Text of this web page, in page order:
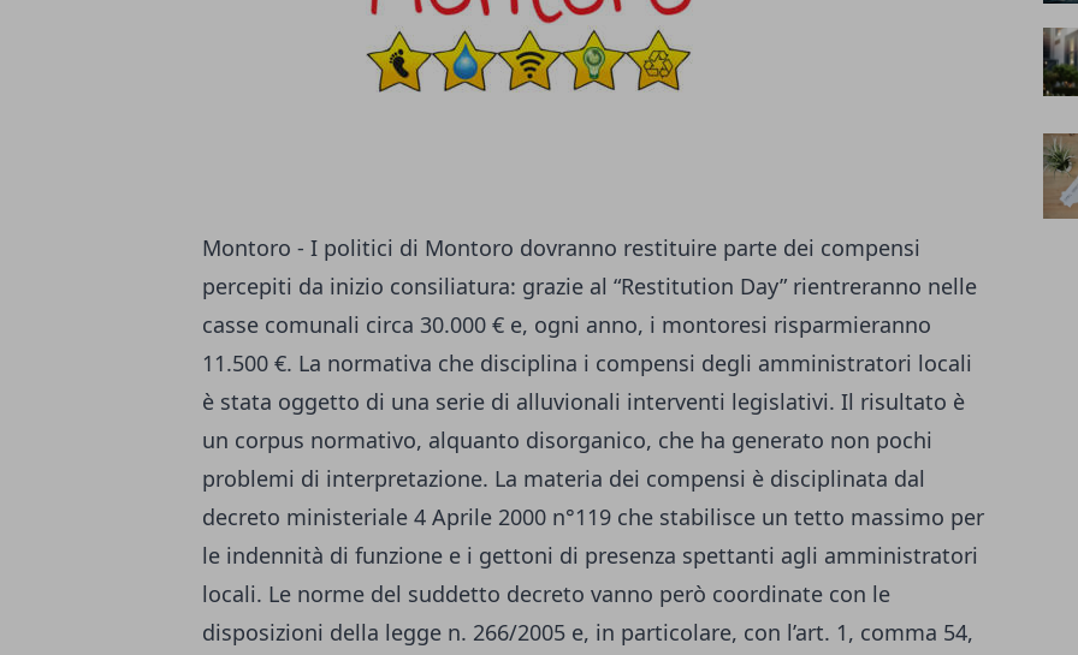
Montoro - I politici di Montoro dovranno restituire parte dei compensi
percepiti da inizio consiliatura: grazie al “Restitution Day” rientreranno nelle
casse comunali circa 30.000 € e, ogni anno, i montoresi risparmieranno
11.500 €. La normativa che disciplina i compensi degli amministratori locali
è stata oggetto di una serie di alluvionali interventi legislativi. Il risultato è
un corpus normativo, alquanto disorganico, che ha generato non pochi
problemi di interpretazione. La materia dei compensi è disciplinata dal
decreto ministeriale 4 Aprile 2000 n°119 che stabilisce un tetto massimo per
le indennità di funzione e i gettoni di presenza spettanti agli amministratori
locali. Le norme del suddetto decreto vanno però coordinate con le
disposizioni della legge n. 266/2005 e, in particolare, con l’art. 1, comma 54,